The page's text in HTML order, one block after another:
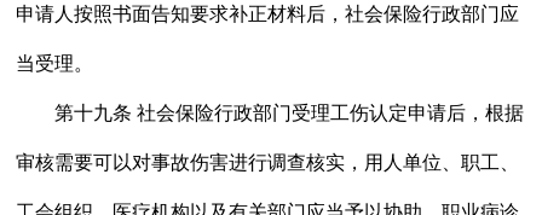
申请人按照书面告知要求补正材料后，社会保险行政部门应
当受理。
第十九条 社会保险行政部门受理工伤认定申请后，根据
审核需要可以对事故伤害进行调查核实，用人单位、职工、